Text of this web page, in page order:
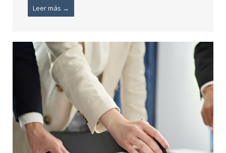
Leer más →